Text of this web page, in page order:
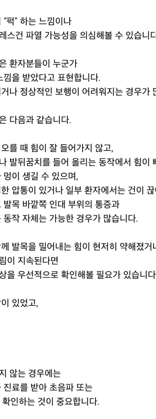
퍽” 하는 느낌이나
스건 파열 가능성을 의심해볼 수 있습니
환자분들이 누군가
을 받았다고 표현합니다.
나 정상적인 보행이 어려워지는 경우가
다음과 같습니다.
를 때 힘이 잘 들어가지 않고,
발뒤꿈치를 들어 올리는 동작에서 힘이
이 생길 수 있으며,
압통이 있거나 일부 환자에서는 건이
목 바깥쪽 인대 부위의 통증과
작 자체는 가능한 경우가 많습니다.
발목을 밀어내는 힘이 현저히 약해졌거
이 지속된다면
을 우선적으로 확인해볼 필요가 있습니
있었고,
않는 경우에는
료를 받아 초음파 또는
인하는 것이 중요합니다.